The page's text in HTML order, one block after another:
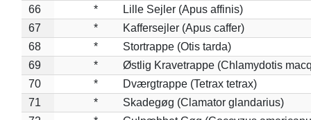
66
*
Lille Sejler (Apus affinis)
67
*
Kaffersejler (Apus caffer)
68
*
Stortrappe (Otis tarda)
69
*
Østlig Kravetrappe (Chlamydotis
70
*
Dværgtrappe (Tetrax tetrax)
71
*
Skadegøg (Clamator glandarius)